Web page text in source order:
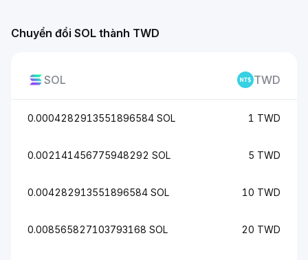
Chuyển đổi SOL thành TWD
SOL TWD
0.0004282913551896584 SOL 1 TWD
0.002141456775948292 SOL 5 TWD
0.004282913551896584 SOL 10 TWD
0.008565827103793168 SOL 20 TWD